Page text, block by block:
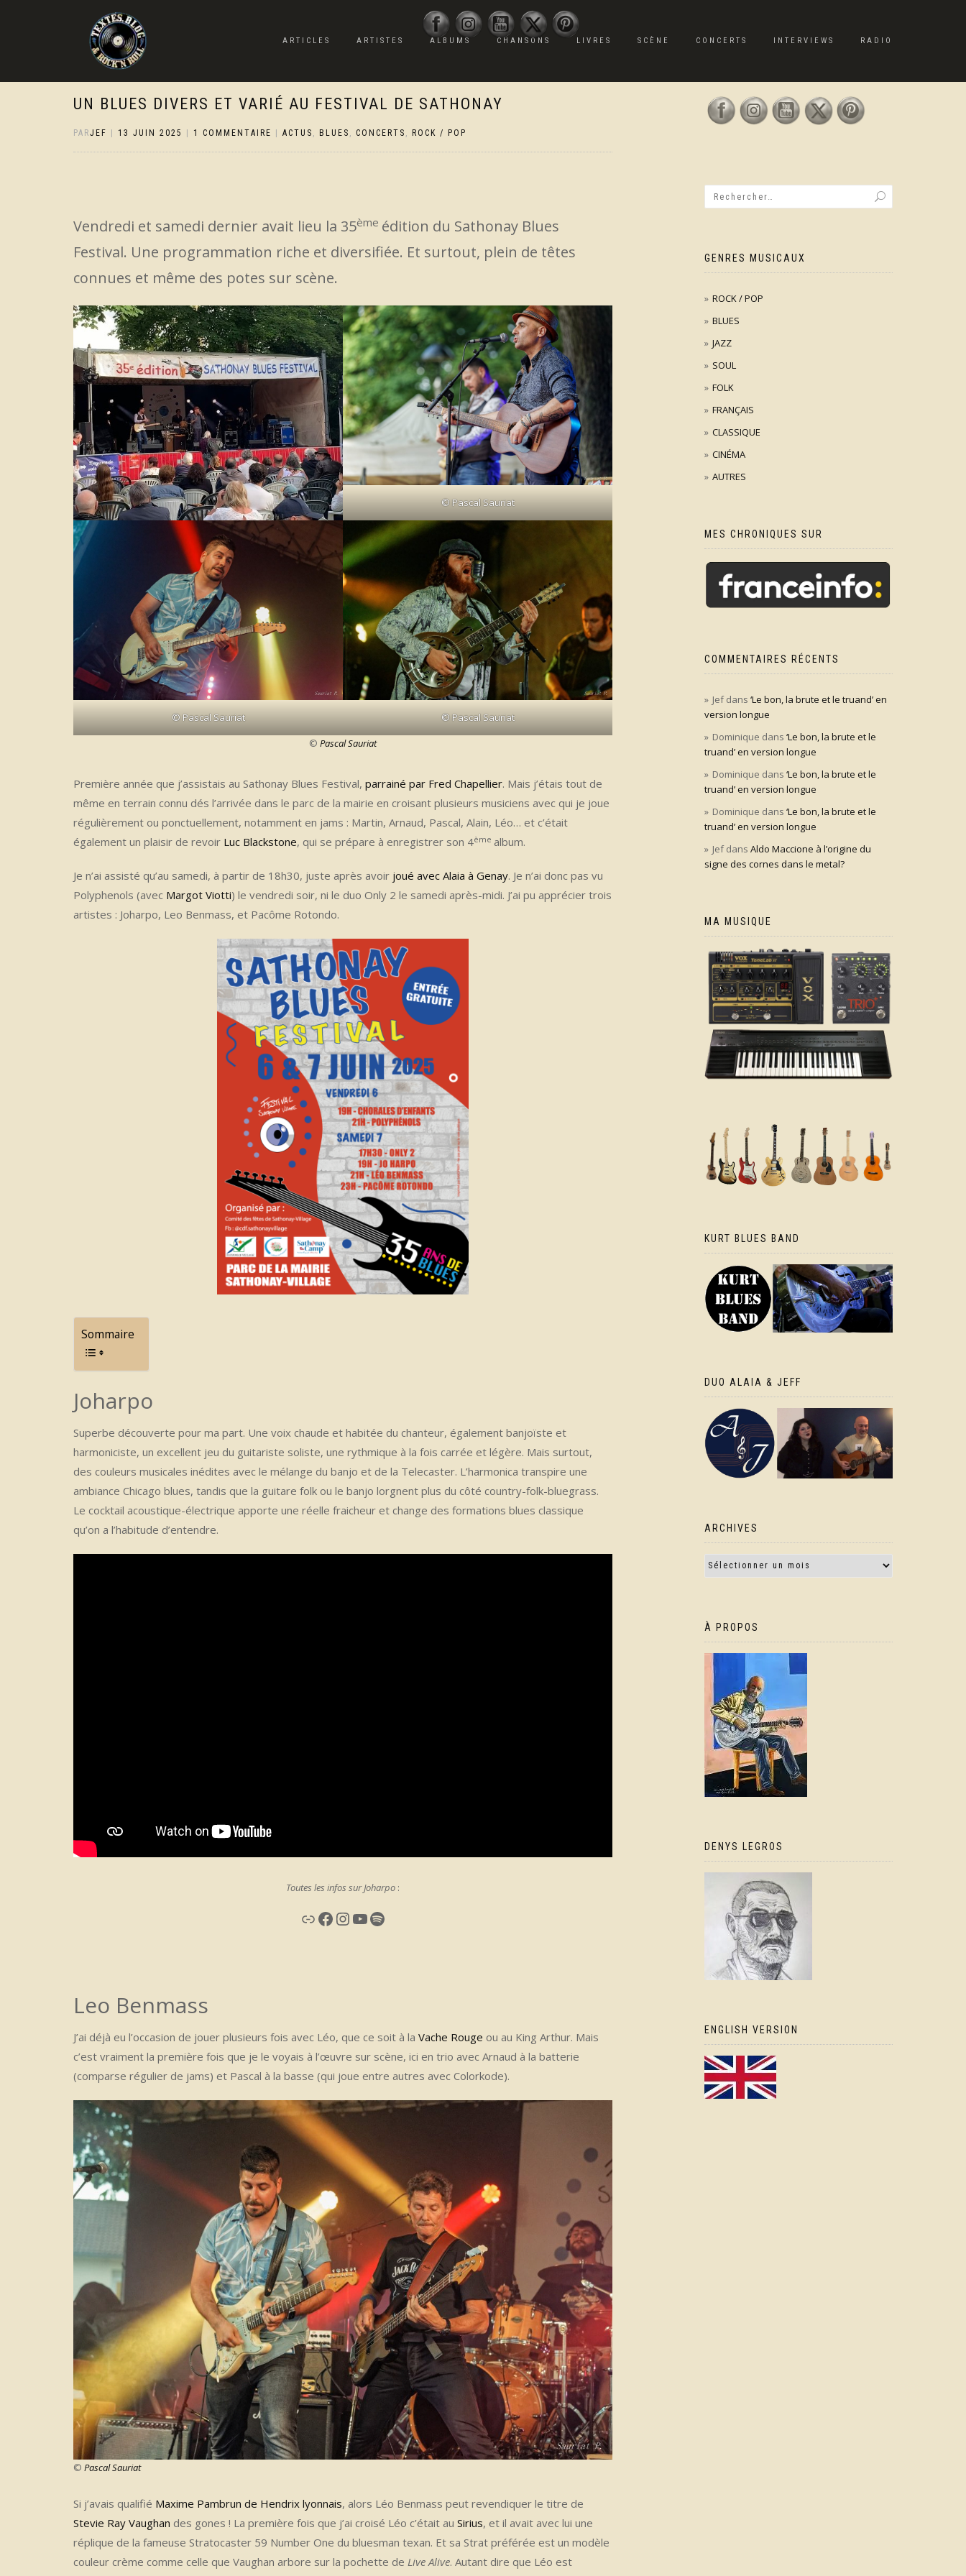
ARTICLES ARTISTES ALBUMS CHANSONS LIVRES SCÈNE CONCERTS INTERVIEWS RADIO
UN BLUES DIVERS ET VARIÉ AU FESTIVAL DE SATHONAY
PARJEF 13 JUIN 2025 1 COMMENTAIRE ACTUS , BLUES , CONCERTS , ROCK / POP
Vendredi et samedi dernier avait lieu la 35ème édition du Sathonay Blues
Festival. Une programmation riche et diversifiée. Et surtout, plein de têtes
connues et même des potes sur scène.
© Pascal Sauriat
© Pascal Sauriat
© Pascal Sauriat
© Pascal Sauriat
Première année que j’assistais au Sathonay Blues Festival, parrainé par Fred Chapellier. Mais j’étais tout de
même en terrain connu dés l’arrivée dans le parc de la mairie en croisant plusieurs musiciens avec qui je joue
régulièrement ou ponctuellement, notamment en jams : Martin, Arnaud, Pascal, Alain, Léo… et c’était
également un plaisir de revoir Luc Blackstone, qui se prépare à enregistrer son 4ème album.
Je n’ai assisté qu’au samedi, à partir de 18h30, juste après avoir joué avec Alaia à Genay. Je n’ai donc pas vu
Polyphenols (avec Margot Viotti) le vendredi soir, ni le duo Only 2 le samedi après-midi. J’ai pu apprécier trois
artistes : Joharpo, Leo Benmass, et Pacôme Rotondo.
Sommaire
Joharpo
Superbe découverte pour ma part. Une voix chaude et habitée du chanteur, également banjoïste et
harmoniciste, un excellent jeu du guitariste soliste, une rythmique à la fois carrée et légère. Mais surtout,
des couleurs musicales inédites avec le mélange du banjo et de la Telecaster. L’harmonica transpire une
ambiance Chicago blues, tandis que la guitare folk ou le banjo lorgnent plus du côté country-folk-bluegrass.
Le cocktail acoustique-électrique apporte une réelle fraicheur et change des formations blues classique
qu’on a l’habitude d’entendre.
Toutes les infos sur Joharpo :
LienFacebook
Instagram
YouTube
Spotify
Leo Benmass
J’ai déjà eu l’occasion de jouer plusieurs fois avec Léo, que ce soit à la Vache Rouge ou au King Arthur. Mais
c’est vraiment la première fois que je le voyais à l’œuvre sur scène, ici en trio avec Arnaud à la batterie
(comparse régulier de jams) et Pascal à la basse (qui joue entre autres avec Colorkode).
© Pascal Sauriat
Si j’avais qualifié Maxime Pambrun de Hendrix lyonnais, alors Léo Benmass peut revendiquer le titre de
Stevie Ray Vaughan des gones ! La première fois que j’ai croisé Léo c’était au Sirius, et il avait avec lui une
réplique de la fameuse Stratocaster 59 Number One du bluesman texan. Et sa Strat préférée est un modèle
couleur crème comme celle que Vaughan arbore sur la pochette de Live Alive. Autant dire que Léo est
GENRES MUSICAUX
ROCK / POP
BLUES
JAZZ
SOUL
FOLK
FRANÇAIS
CLASSIQUE
CINÉMA
AUTRES
MES CHRONIQUES SUR
COMMENTAIRES RÉCENTS
Jefdans ‘Le bon, la brute et le truand’ en
version longue
Dominique dans ‘Le bon, la brute et le
truand’ en version longue
Dominique dans ‘Le bon, la brute et le
truand’ en version longue
Dominique dans ‘Le bon, la brute et le
truand’ en version longue
Jefdans Aldo Maccione à l’origine du
signe des cornes dans le metal?
MA MUSIQUE
KURT BLUES BAND
DUO ALAIA & JEFF
ARCHIVES
À PROPOS
DENYS LEGROS
ENGLISH VERSION